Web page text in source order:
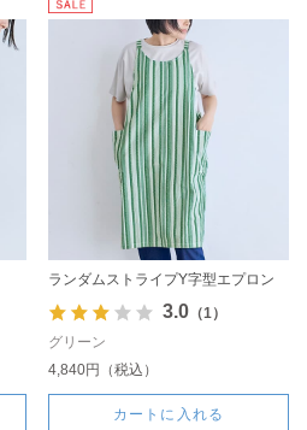
ランダムストライプY字型エプロン
3.0（1）
グリーン
4,840円（税込）
カートに入れる